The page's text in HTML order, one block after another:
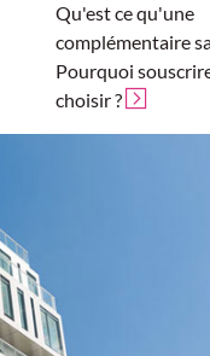
Qu'est ce qu'une
complémentaire
Pourquoi
choisir ?